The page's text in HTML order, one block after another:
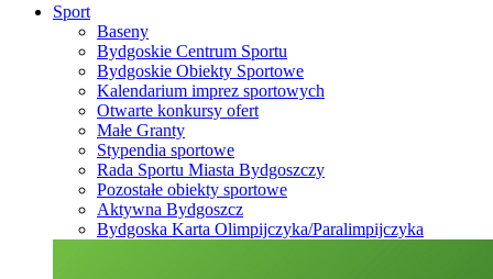
Sport
Baseny
Bydgoskie Centrum Sportu
Bydgoskie Obiekty Sportowe
Kalendarium imprez sportowych
Otwarte konkursy ofert
Małe Granty
Stypendia sportowe
Rada Sportu Miasta Bydgoszczy
Pozostałe obiekty sportowe
Aktywna Bydgoszcz
Bydgoska Karta Olimpijczyka/Paralimpijczyka